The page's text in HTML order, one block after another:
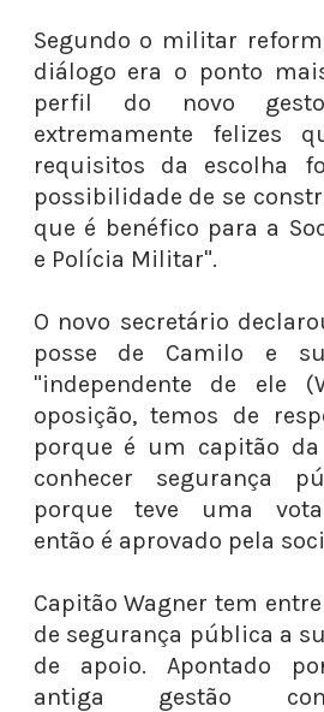
Segundo o militar
diálogo era o ponto
perfil do novo
extremamente felizes
requisitos da escolha
possibilidade de se
que é benéfico para a
e Polícia Militar".
O novo secretário
posse de Camilo e
"independente de ele
oposição, temos de
porque é um capitão da
conhecer segurança
porque teve uma
então é aprovado pela
Capitão Wagner tem
de segurança pública a
de apoio. Apontado
antiga gestão